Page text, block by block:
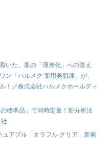
いた、肌の「薄層化」への答え
ン「ハルメク 薬用美肌液」が、
！／株式会社ハルメクホールディ
標準品」で同時定量！新分析法
アブル「オラフル クリア」新発